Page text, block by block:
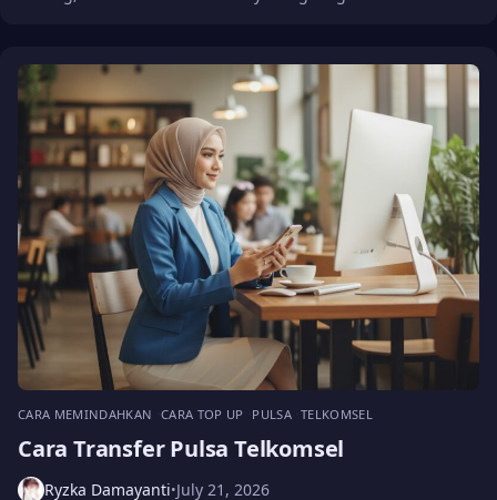
CARA MEMINDAHKAN CARA TOP UP PULSA TELKOMSEL
Cara Transfer Pulsa Telkomsel
Ryzka Damayanti•July 21, 2026